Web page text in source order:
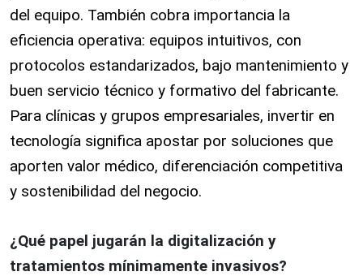
del equipo. También cobra importancia la
eficiencia operativa: equipos intuitivos, con
protocolos estandarizados, bajo mantenimiento y
buen servicio técnico y formativo del fabricante.
Para clínicas y grupos empresariales, invertir en
tecnología significa apostar por soluciones que
aporten valor médico, diferenciación competitiva
y sostenibilidad del negocio.
¿Qué papel jugarán la digitalización y
tratamientos mínimamente invasivos?